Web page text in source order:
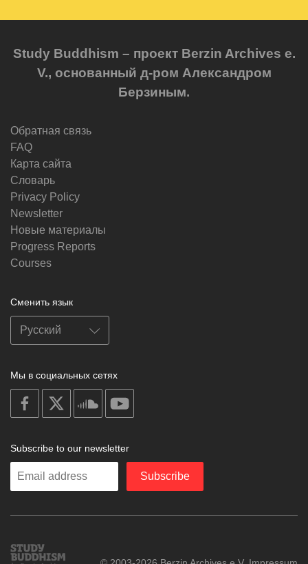
Study Buddhism – проект Berzin Archives e.
V., основанный д-ром Александром
Берзиным.
Обратная связь
FAQ
Карта сайта
Словарь
Privacy Policy
Newsletter
Новые материалы
Progress Reports
Courses
Сменить язык
Мы в социальных сетях
on
facebook
soundcloud
Subscribe to our newsletter
Enter
Subscribe
Study